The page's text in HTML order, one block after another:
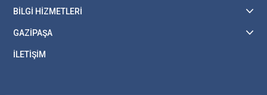
BİLGİ HİZMETLERİ
GAZİPAŞA
İLETİŞİM